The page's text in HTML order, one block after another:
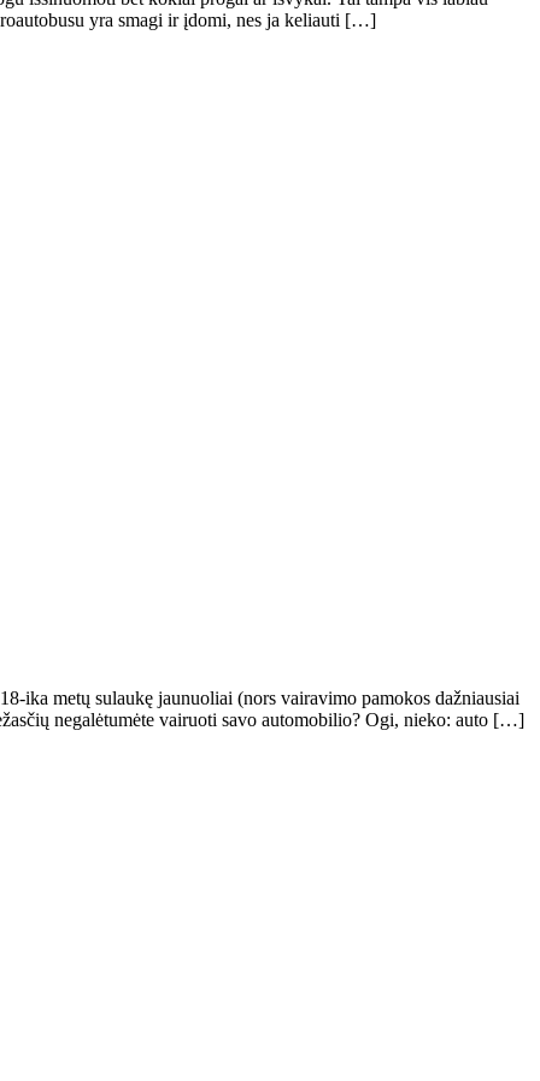
yra smagi ir įdomi, nes ja keliauti […]
ika metų sulaukę jaunuoliai (nors vairavimo pamokos dažniausiai
negalėtumėte vairuoti savo automobilio? Ogi, nieko: auto […]